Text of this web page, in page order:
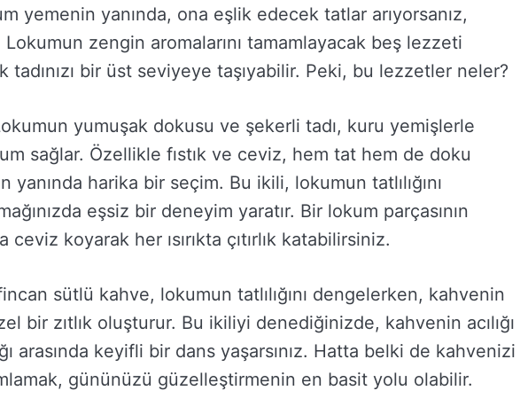
yemenin yanında, ona eşlik edecek tatlar arıyorsanız,
zengin aromalarını tamamlayacak beş lezzeti
tadınızı bir üst seviyeye taşıyabilir. Peki, bu lezzetler neler?
yumuşak dokusu ve şekerli tadı, kuru yemişlerle
sağlar. Özellikle fıstık ve ceviz, hem tat hem de doku
yanında harika bir seçim. Bu ikili, lokumun tatlılığını
eşsiz bir deneyim yaratır. Bir lokum parçasının
ceviz koyarak her ısırıkta çıtırlık katabilirsiniz.
sütlü kahve, lokumun tatlılığını dengelerken, kahvenin
bir zıtlık oluşturur. Bu ikiliyi denediğinizde, kahvenin acılığı
arasında keyifli bir dans yaşarsınız. Hatta belki de kahvenizi
gününüzü güzelleştirmenin en basit yolu olabilir.